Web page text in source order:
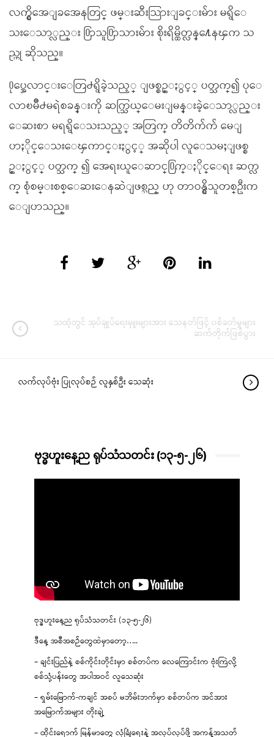
လက္ရွိအေျခအေနတြင္ ဖမ္းဆီးသြားျခင္းမ်ား မရွိေ
သးေသာ္လည္း ႐ြာသူ႐ြာသားမ်ား စိုးရိမ္ထိတ္လန္႔ေနၾက သ
ည္ဟု ဆိုသည္။
႐ုပ္အေလာင္းေတြ႕ရွိခဲ့သည့္ ျဖစ္စဥ္ႏွင့္ ပတ္သက္၍ ပုေ
လာၿမိဳ႕မရဲစခန္းကို ဆက္သြယ္ေမးျမန္းခဲ့ေသာ္လည္း
ေဆးစာ မရရွိေသးသည့္ အတြက္ တိတိက်က် မေျ
ပာႏိုင္ေသးေၾကာင္းႏွင့္ အဆိုပါ လူေသမႈျဖစ္စ
ဥ္ႏွင့္ ပတ္သက္ ၍ အေရးယူေဆာင္႐ြက္ႏိုင္ေရး ဆက္လ
က္ စုံစမ္းစစ္ေဆးေနဆဲျဖစ္သည္ ဟု တာဝန္ရွိသူတစ္ဦးက
ေျပာသည္။
သထုံတွင် အုပ်ချုပ်ရေးမှူးများအား သေနတ်ဖြင့် ပစ်ခတ်မှုများ
ဆက်တိုက်ဖြစ်ပွား
လက်လုပ်ဗုံး ပြုလုပ်စဉ် လူနှစ်ဦး သေဆုံး
ဗုဒ္ဓဟူးနေ့ည ရုပ်သံသတင်း (၁၃-၅-၂၆)
ဗုဒ္ဓဟူးနေ့ည ရုပ်သံသတင်း (၁၃-၅-၂၆)
ဒီနေ့ အစီအစဉ်တွေထဲမှာတော့…..
– ချင်းပြည်နဲ့ စစ်ကိုင်းတိုင်းမှာ စစ်တပ်က လေကြောင်းက ဗုံးကြဲလို့
စစ်သုံ့ပန်းတွေ အပါအဝင် လူသေဆုံး
– ရှမ်းမြောက်-ကချင် အစပ် မဘိမ်းဘက်မှာ စစ်တပ်က အင်အား
အမြောက်အများ တိုးချဲ့
– ထိုင်းရောက် မြန်မာတွေ လုံခြုံရေးနဲ့ အလုပ်လုပ်ဖို့ အကန့်အသတ်